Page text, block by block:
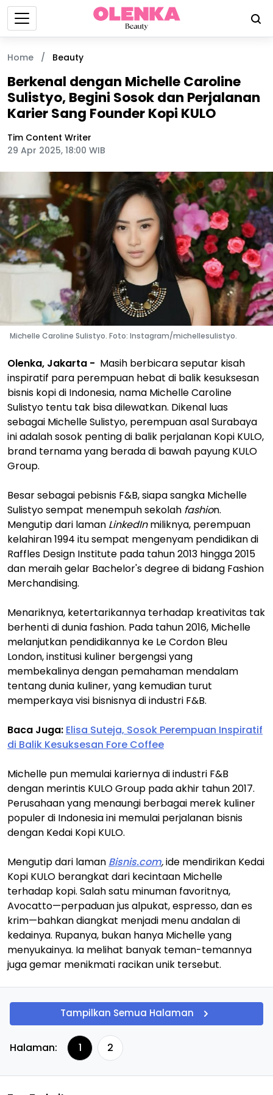
Home / Beauty
Berkenal dengan Michelle Caroline
Sulistyo, Begini Sosok dan Perjalanan
Karier Sang Founder Kopi KULO
Tim Content Writer
29 Apr 2025, 18:00 WIB
Michelle Caroline Sulistyo. Foto: Instagram/michellesulistyo.
Olenka, Jakarta - Masih berbicara seputar kisah
inspiratif para perempuan hebat di balik kesuksesan
bisnis kopi di Indonesia, nama Michelle Caroline
Sulistyo tentu tak bisa dilewatkan. Dikenal luas
sebagai Michelle Sulistyo, perempuan asal Surabaya
ini adalah sosok penting di balik perjalanan Kopi KULO,
brand ternama yang berada di bawah payung KULO
Group.
Besar sebagai pebisnis F&B, siapa sangka Michelle
Sulistyo sempat menempuh sekolah fashion.
Mengutip dari laman LinkedInmiliknya, perempuan
kelahiran 1994 itu sempat mengenyam pendidikan di
Raffles Design Institute pada tahun 2013 hingga 2015
dan meraih gelar Bachelor's degree di bidang Fashion
Merchandising.
Menariknya, ketertarikannya terhadap kreativitas tak
berhenti di dunia fashion. Pada tahun 2016, Michelle
melanjutkan pendidikannya ke Le Cordon Bleu
London, institusi kuliner bergengsi yang
membekalinya dengan pemahaman mendalam
tentang dunia kuliner, yang kemudian turut
memperkaya visi bisnisnya di industri F&B.
Baca Juga: Elisa Suteja, Sosok Perempuan Inspiratif
di Balik Kesuksesan Fore Coffee
Michelle pun memulai kariernya di industri F&B
dengan merintis KULO Group pada akhir tahun 2017.
Perusahaan yang menaungi berbagai merek kuliner
populer di Indonesia ini memulai perjalanan bisnis
dengan Kedai Kopi KULO.
Mengutip dari laman Bisnis.com,ide mendirikan Kedai
Kopi KULO berangkat dari kecintaan Michelle
terhadap kopi. Salah satu minuman favoritnya,
Avocatto—perpaduan jus alpukat, espresso, dan es
krim—bahkan diangkat menjadi menu andalan di
kedainya. Rupanya, bukan hanya Michelle yang
menyukainya. Ia melihat banyak teman-temannya
juga gemar menikmati racikan unik tersebut.
Tampilkan Semua Halaman
Halaman: 1 2